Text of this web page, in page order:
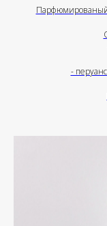
Парфюмированый
-